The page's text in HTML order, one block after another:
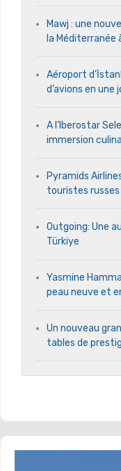
Mawj : une
la Méditerranée
Aéroport
d’avions en une
A l’Iberostar
immersion
Pyramids
touristes russes
Outgoing: Une
Türkiye
Yasmine
peau neuve et
Un nouveau
tables de